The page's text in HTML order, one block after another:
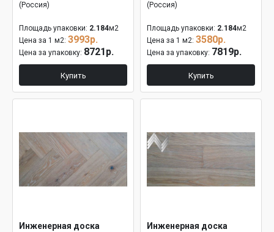
(Россия)
Площадь упаковки: 2.184м2
Цена за 1 м2: 3993р.
Цена за упаковку: 8721р.
Купить
(Россия)
Площадь упаковки: 2.184м2
Цена за 1 м2: 3580р.
Цена за упаковку: 7819р.
Купить
Инженерная доска
Инженерная доска